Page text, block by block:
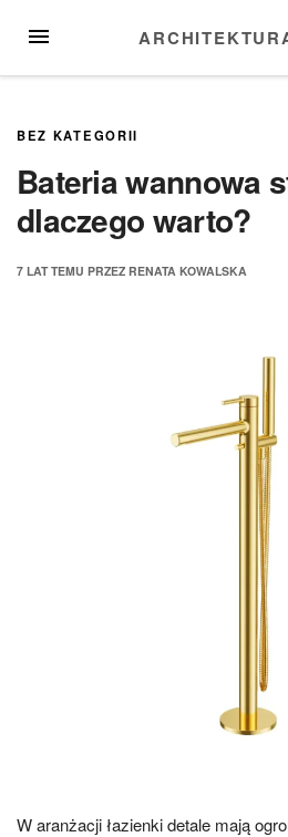
MENU
BEZ KATEGORII
Bateria wannowa
dlaczego warto?
7 LATTEMU PRZEZ RENATA KOWALSKA
W aranżacji łazienki detale mają